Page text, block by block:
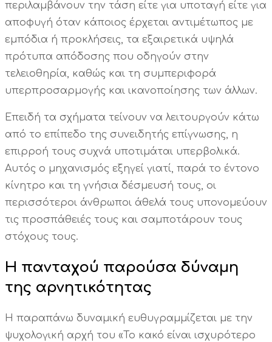
περιλαμβάνουν την τάση είτε για υποταγή είτε για
αποφυγή όταν κάποιος έρχεται αντιμέτωπος με
εμπόδια ή προκλήσεις, τα εξαιρετικά υψηλά
πρότυπα απόδοσης που οδηγούν στην
τελειοθηρία, καθώς και τη συμπεριφορά
υπερπροσαρμογής και ικανοποίησης των άλλων.
Επειδή τα σχήματα τείνουν να λειτουργούν κάτω
από το επίπεδο της συνειδητής επίγνωσης, η
επιρροή τους συχνά υποτιμάται υπερβολικά.
Αυτός ο μηχανισμός εξηγεί γιατί, παρά το έντονο
κίνητρο και τη γνήσια δέσμευσή τους, οι
περισσότεροι άνθρωποι άθελά τους υπονομεύουν
τις προσπάθειές τους και σαμποτάρουν τους
στόχους τους.
Η πανταχού παρούσα δύναμη
της αρνητικότητας
Η παραπάνω δυναμική ευθυγραμμίζεται με την
ψυχολογική αρχή του «Το κακό είναι ισχυρότερο